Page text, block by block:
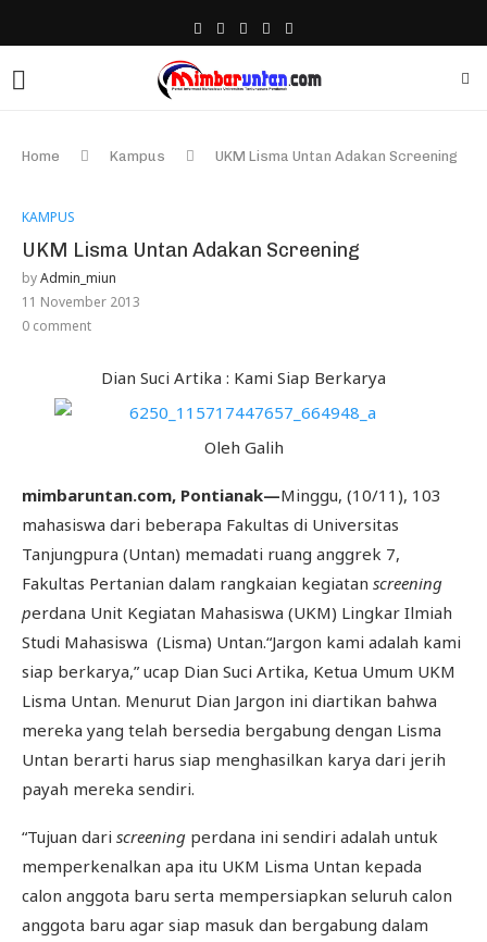
Home Kampus UKM Lisma Untan Adakan Screening
KAMPUS
UKM Lisma Untan Adakan Screening
byAdmin_miun
11 November 2013
0 comment
Dian Suci Artika : Kami Siap Berkarya
Oleh Galih
mimbaruntan.com, Pontianak—Minggu, (10/11), 103
mahasiswa dari beberapa Fakultas di Universitas
Tanjungpura (Untan) memadati ruang anggrek 7,
Fakultas Pertanian dalam rangkaian kegiatan screening
perdana Unit Kegiatan Mahasiswa (UKM) Lingkar Ilmiah
Studi Mahasiswa (Lisma) Untan.“Jargon kami adalah kami
siap berkarya,” ucap Dian Suci Artika, Ketua Umum UKM
Lisma Untan. Menurut Dian Jargon ini diartikan bahwa
mereka yang telah bersedia bergabung dengan Lisma
Untan berarti harus siap menghasilkan karya dari jerih
payah mereka sendiri.
“Tujuan dari screening perdana ini sendiri adalah untuk
memperkenalkan apa itu UKM Lisma Untan kepada
calon anggota baru serta mempersiapkan seluruh calon
anggota baru agar siap masuk dan bergabung dalam